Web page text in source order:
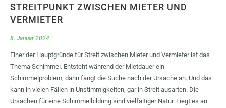
STREITPUNKT ZWISCHEN MIETER UND
VERMIETER
8. Januar 2024
Einer der Hauptgründe für Streit zwischen Mieter und Vermieter ist das
Thema Schimmel. Entsteht während der Mietdauer ein
Schimmelproblem, dann fängt die Suche nach der Ursache an. Und das
kann in vielen Fällen in Unstimmigkeiten, gar in Streit ausarten. Die
Ursachen für eine Schimmelbildung sind vielfältiger Natur. Liegt es an